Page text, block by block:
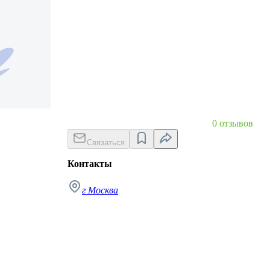
0 отзывов
Связаться
Контакты
г Москва